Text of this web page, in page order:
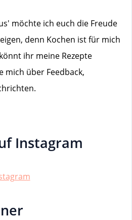
möchte ich euch die Freude
denn Kochen ist für mich
ihr meine Rezepte
mich über Feedback,
Instagram